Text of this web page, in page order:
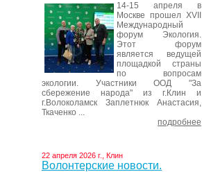
14-15 апреля в
Москве прошел XVII
Международный
форум Экология.
Этот форум
является ведущей
площадкой страны
по вопросам
экологии. Участники ООД "За
сбережение народа" из г.Клин и
г.Волоколамск Заплетнюк Анастасия,
Ткаченко ...
подробнее
22 апреля 2026 г., Клин
Волонтерские новости.